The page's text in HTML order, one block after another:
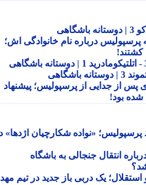
۱۹ ساله پرسپولیس درباره نام خانوادگی اش؛
جدایی از پرسپولیس؛ پیشنهاد
بود!
«نواده شکارچیان اژدها» در
انتقال جنجالی به باشگاه
یک دربی باز جدید در تیم مهدی